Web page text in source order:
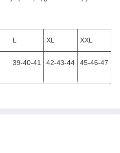
L XL XXL
39-40-41 42-43-44 45-46-47